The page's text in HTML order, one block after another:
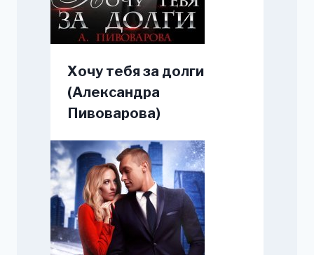
Хочу тебя за долги
(Александра
Пивоварова)